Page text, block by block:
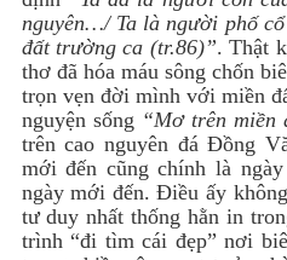
nguyên…/ Ta là người phố
đất trường ca (tr.86)”. Thật
thơ đã hóa máu sông chốn
trọn vẹn đời mình với miền
nguyện sống “Mơ trên miền
trên cao nguyên đá Đồng
mới đến cũng chính là
ngày mới đến. Điều ấy
tư duy nhất thống hằn in
trình “đi tìm cái đẹp” nơi